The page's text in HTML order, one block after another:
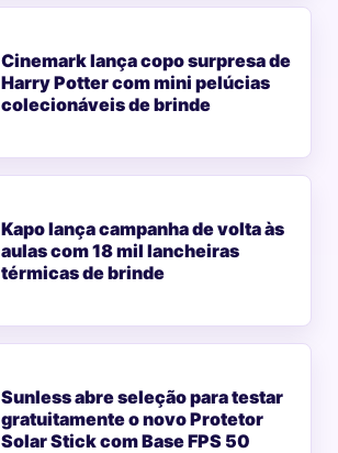
Cinemark lança copo surpresa de
Harry Potter com mini pelúcias
colecionáveis de brinde
Kapo lança campanha de volta às
aulas com 18 mil lancheiras
térmicas de brinde
Sunless abre seleção para testar
gratuitamente o novo Protetor
Solar Stick com Base FPS 50